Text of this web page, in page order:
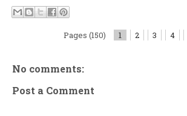
Pages (150) 1 2 3 4
No comments:
Post a Comment